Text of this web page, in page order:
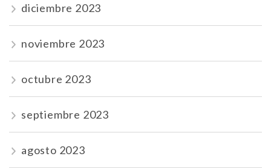
diciembre 2023
noviembre 2023
octubre 2023
septiembre 2023
agosto 2023